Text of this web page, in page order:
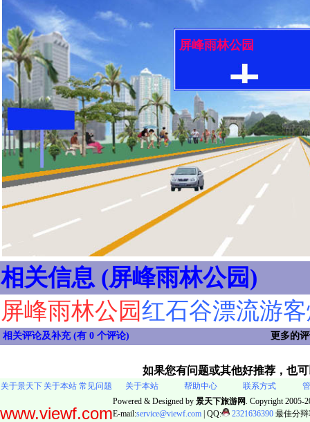
屏峰雨林公园
相关信息 (屏峰雨林公园)
屏峰雨林公园红石谷漂流游
相关评论及补充 (有 0 个评论) 更多的
如果您有问题或其他好推荐，也
关于景天下 关于本站 常见问题 关于本站 帮助中心 联系方式
www.viewf.com
Powered & Designed by 景天下旅游网 . Copyright 2005-
E-mail:service@viewf.com | QQ: 2321636390 最佳分